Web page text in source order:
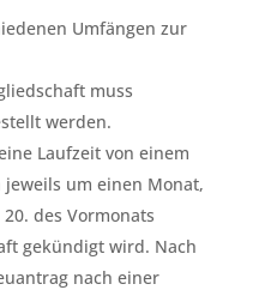
Umfängen zur
muss
werden.
Laufzeit von einem
um einen Monat,
des Vormonats
gekündigt wird. Nach
nach einer